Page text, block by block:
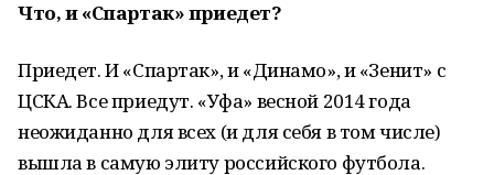
Что, и «Спартак» приедет?
Приедет. И «Спартак», и «Динамо», и «Зенит» с
ЦСКА. Все приедут. «Уфа» весной 2014 года
неожиданно для всех (и для себя в том числе)
вышла в самую элиту российского футбола.